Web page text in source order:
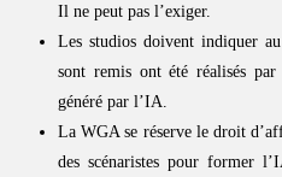
Il ne peut pas l’exiger.
Les studios doivent indiquer
sont remis ont été réalisés
généré par l’IA.
La WGA se réserve le droit
des scénaristes pour former